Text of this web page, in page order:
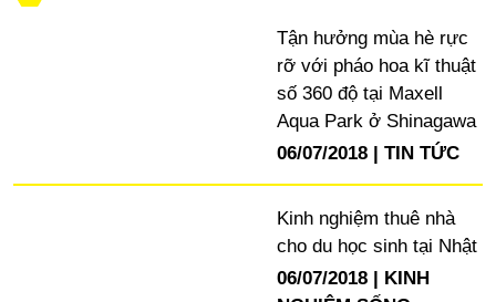
Tận hưởng mùa hè rực
rỡ với pháo hoa kĩ thuật
số 360 độ tại Maxell
Aqua Park ở Shinagawa
06/07/2018
TIN TỨC
Kinh nghiệm thuê nhà
cho du học sinh tại Nhật
06/07/2018
KINH